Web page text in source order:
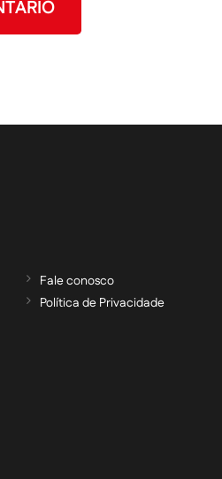
Fale conosco
Política de Privacidade